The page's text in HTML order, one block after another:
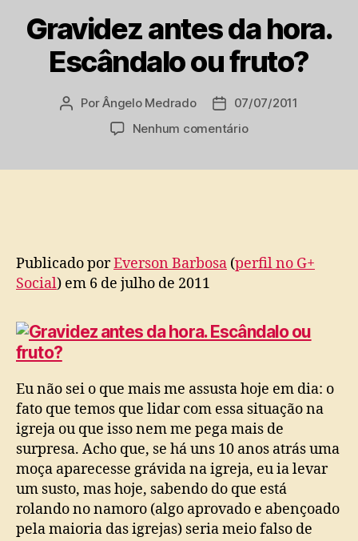
Gravidez antes da hora.
Escândalo ou fruto?
Autor
PorÂngelo Medrado
Data
de
07/07/2011
Nenhum comentárioem
Publicado porEverson Barbosa (perfil no G+
Social) em 6 de julho de 2011
Eu não sei o que mais me assusta hoje em dia: o
fato que temos que lidar com essa situação na
igreja ou que isso nem me pega mais de
surpresa. Acho que, se há uns 10 anos atrás uma
moça aparecesse grávida na igreja, eu ia levar
um susto, mas hoje, sabendo do que está
rolando no namoro (algo aprovado e abençoado
pela maioria das igrejas) seria meio falso de